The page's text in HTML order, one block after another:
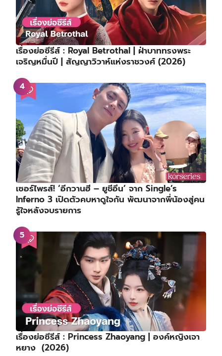
เรื่องย่อซีรีส์ : Royal Betrothal | ฝ่าบาททรงพระ
เจริญหมื่นปี | สัญญาวิวาห์แห่งราชวงศ์ (2026)
เซอร์ไพรส์! ‘อีกวานฮี – ยูชีอึน’ จาก Single’s
Inferno 3 เปิดตัวคบหาดูใจกัน พัฒนาจากพี่น้องสู่คน
รู้ใจหลังจบรายการ
เรื่องย่อซีรีส์ : Princess Zhaoyang | องค์หญิงเจา
หยาง (2026)